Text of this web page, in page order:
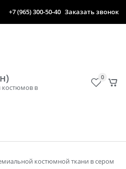
+7 (965) 300-50-40 Заказать звонок
в
0
костюмной ткани в сером